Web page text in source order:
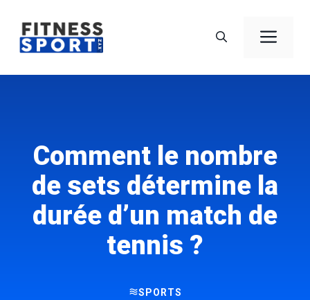
contenu
Comment le nombre
de sets détermine la
durée d’un match de
tennis ?
SPORTS